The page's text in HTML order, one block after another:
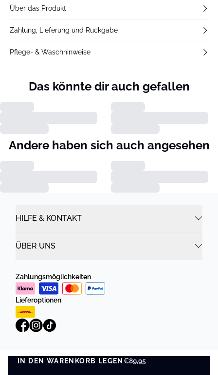
IN DEN WARENKORB LEGEN€89,95
IN DEN WARENKORB LEGEN
Über das Produkt
Zahlung, Lieferung und Rückgabe
Pflege- & Waschhinweise
Das könnte dir auch gefallen
Andere haben sich auch angesehen
HILFE & KONTAKT
ÜBER UNS
Zahlungsmöglichkeiten
Lieferoptionen
Datenschutzrichtlinie Geschäftsbedingungen